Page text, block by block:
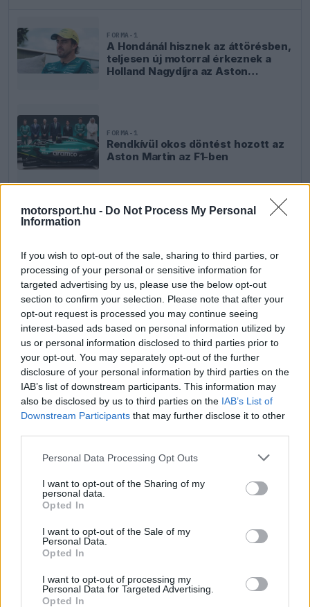
motorsport.hu - Do Not Process My Personal
Information
If you wish to opt-out of the sale, sharing to third parties, or
processing of your personal or sensitive information for
targeted advertising by us, please use the below opt-out
section to confirm your selection. Please note that after your
opt-out request is processed you may continue seeing
interest-based ads based on personal information utilized by
us or personal information disclosed to third parties prior to
your opt-out. You may separately opt-out of the further
disclosure of your personal information by third parties on the
IAB’s list of downstream participants. This information may
also be disclosed by us to third parties on the IAB’s List of
Downstream Participants that may further disclose it to other
Please note that this website/app uses one or more Google
not limited to your visit or usage behaviour. You may click to
grant or deny consent to Google and its third-party tags to
use your data for below specified purposes in below Google
consent section.
Personal Data Processing Opt Outs
I want to opt-out of the Sharing of my
personal data.
Opted In
I want to opt-out of the Sale of my
Personal Data.
Opted In
I want to opt-out of processing my
Personal Data for Targeted Advertising.
Opted In
FORMA-1
A Hondánál hisznek az áttörésben,
teljesen új motorral érkeznek a
Holland Nagydíjra az Aston
FORMA-1
Rendkívül okos döntést hozott az
Aston Martin az F1-ben
szezonkezdés után